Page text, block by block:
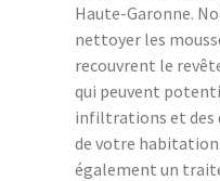
Haute-Garonne.
nettoyer les
recouvrent le
qui peuvent
infiltrations et des
de votre
également un